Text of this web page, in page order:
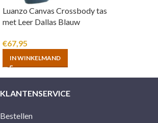
Luanzo Canvas Crossbody tas
met Leer Dallas Blauw
€67,95
IN WINKELMAND
KLANTENSERVICE
Bestellen